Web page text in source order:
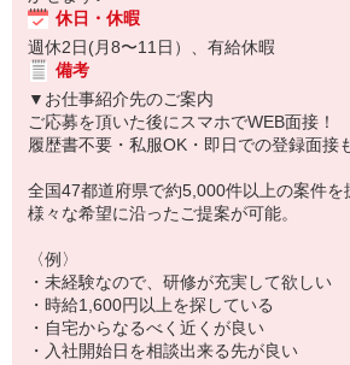
休日・休暇
週休2日(月8〜11日）、有給休暇
備考
▼お仕事紹介先のご案内
ご応募を頂いた後にスマホでWEB面接！
履歴書不要・私服OK・即日での登録面接
全国47都道府県で約5,000件以上の案件を
様々な希望に沿ったご提案が可能。
〈例〉
・未経験なので、研修が充実して欲しい
・時給1,600円以上を探している
・自宅からなるべく近くが良い
・入社開始日を相談出来る先が良い